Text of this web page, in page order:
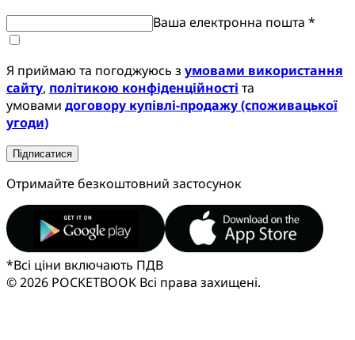
Ваша електронна пошта *
Я приймаю та погоджуюсь з умовами використання
сайту, політикою конфіденційності та
умовами договору купівлі-продажу (споживацької
угоди)
Підписатися
Отримайте безкоштовний застосунок
*Всі ціни включають ПДВ
© 2026 POCKETBOOK Всі права захищені.